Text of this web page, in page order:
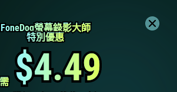
FoneDog螢幕錄影大師
FoneDog螢幕錄影大師
特別優惠
特別優惠
$4.49
$4.49